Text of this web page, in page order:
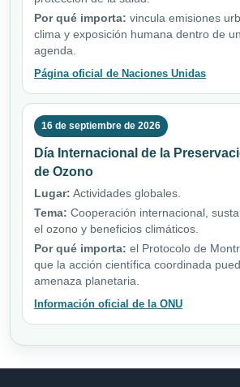
Por qué importa: vincula emisiones
clima y exposición humana dentro de
agenda.
Página oficial de Naciones Unidas
16 de septiembre de 2026
Día Internacional de la
de Ozono
Lugar: Actividades globales.
Tema: Cooperación internacional,
el ozono y beneficios climáticos.
Por qué importa: el Protocolo de
que la acción científica coordinada
amenaza planetaria.
Información oficial de la ONU